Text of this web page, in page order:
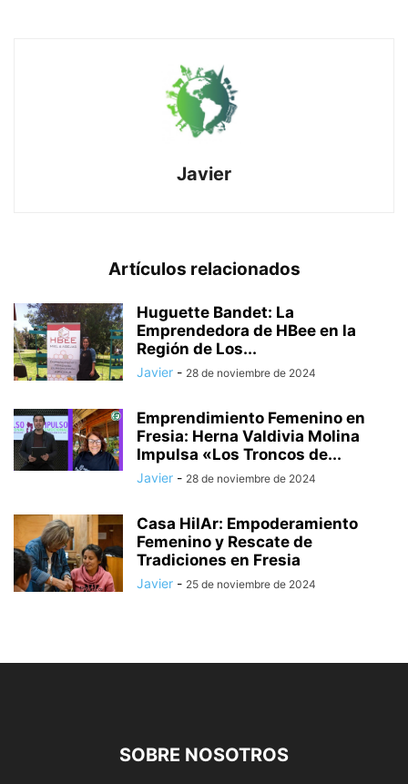
Javier
Artículos relacionados
Huguette Bandet: La
Emprendedora de HBee en la
Región de Los...
Javier - 28 de noviembre de 2024
Emprendimiento Femenino en
Fresia: Herna Valdivia Molina
Impulsa «Los Troncos de...
Javier - 28 de noviembre de 2024
Casa HilAr: Empoderamiento
Femenino y Rescate de
Tradiciones en Fresia
Javier - 25 de noviembre de 2024
SOBRE NOSOTROS